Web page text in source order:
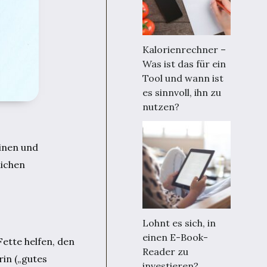
und
helfen, den
(„gutes
Kalorienrechner –
Was ist das für ein
Tool und wann ist
es sinnvoll, ihn zu
nutzen?
Lohnt es sich, in
einen E-Book-
Reader zu